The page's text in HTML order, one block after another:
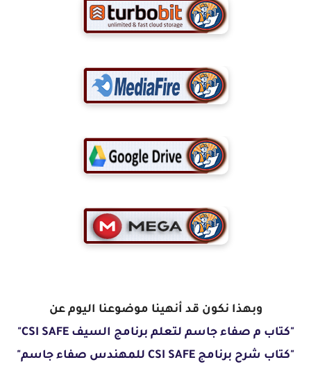
وبهذا نكون قد أنهينا موضوعنا اليوم عن
"كتاب م صفاء جاسم لتعلم برنامج السيف CSI SAFE"
"كتاب شرح برنامج CSI SAFE للمهندس صفاء جاسم"